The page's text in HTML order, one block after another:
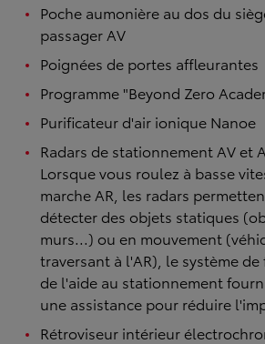
Poche aumonière au dos du
passager AV
Poignées de portes affleurantes
Programme "Beyond Zero
Purificateur d'air ionique Nanoe
Radars de stationnement AV et
Lorsque vous roulez à basse
marche AR, les radars
détecter des objets statiques
murs...) ou en mouvement
traversant à l'AR), le système de
de l'aide au stationnement
une assistance pour réduire
Rétroviseur intérieur